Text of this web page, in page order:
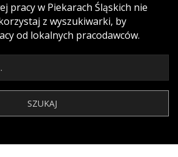
pracy w Piekarach Śląskich nie
z wyszukiwarki, by
od lokalnych pracodawców.